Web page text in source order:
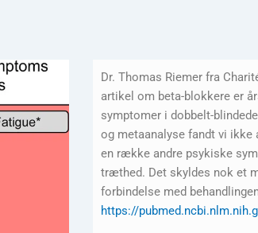
Dr. Thomas Riemer fra
artikel om beta-blokkere er
symptomer i dobbelt-
og metaanalyse fandt vi
en række andre psykiske
træthed. Det skyldes nok et
forbindelse med
https://